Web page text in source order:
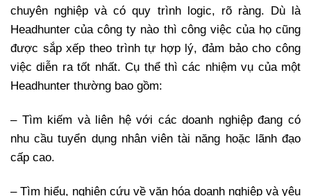
chuyên nghiệp và có quy trình logic, rõ ràng. Dù là
Headhunter của công ty nào thì công việc của họ cũng
được sắp xếp theo trình tự hợp lý, đảm bảo cho công
việc diễn ra tốt nhất. Cụ thể thì các nhiệm vụ của một
Headhunter thường bao gồm:
– Tìm kiếm và liên hệ với các doanh nghiệp đang có
nhu cầu tuyển dụng nhân viên tài năng hoặc lãnh đạo
cấp cao.
– Tìm hiểu, nghiên cứu về văn hóa doanh nghiệp và yêu